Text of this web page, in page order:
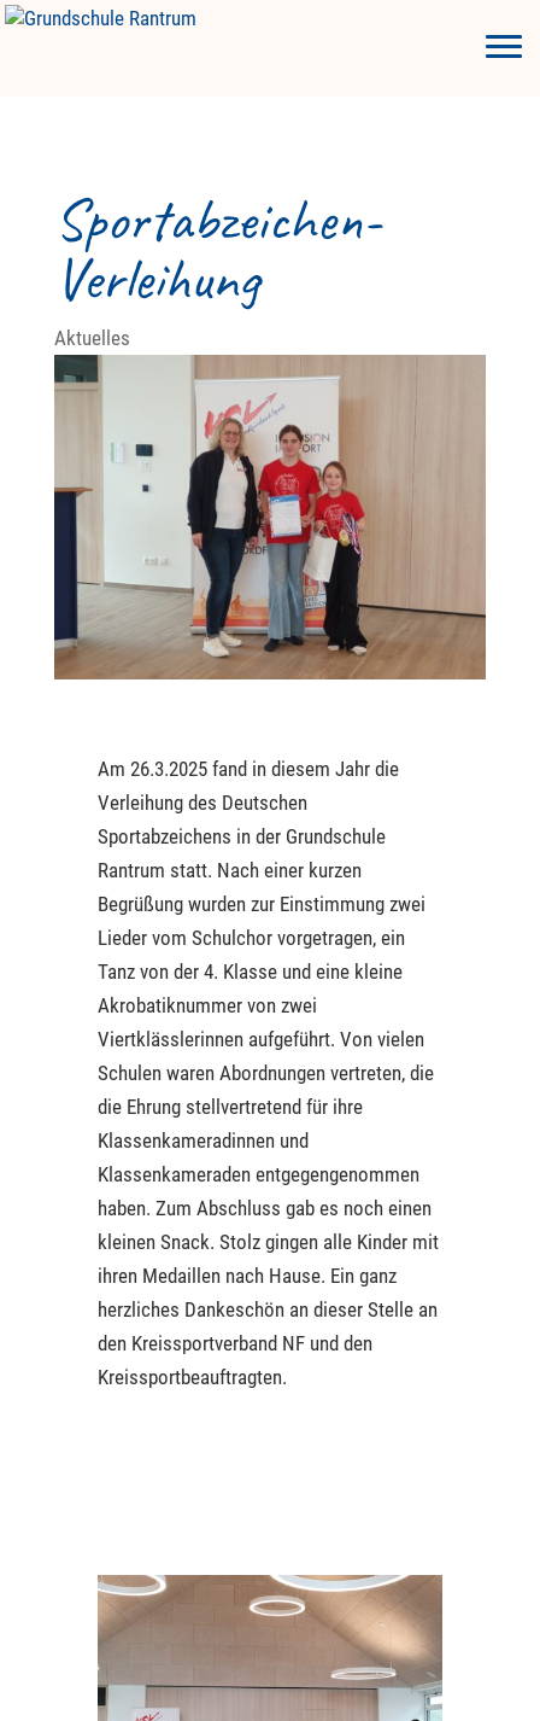
Sportabzeichen-
Verleihung
Aktuelles
Am 26.3.2025 fand in diesem Jahr die
Verleihung des Deutschen
Sportabzeichens in der Grundschule
Rantrum statt. Nach einer kurzen
Begrüßung wurden zur Einstimmung zwei
Lieder vom Schulchor vorgetragen, ein
Tanz von der 4. Klasse und eine kleine
Akrobatiknummer von zwei
Viertklässlerinnen aufgeführt. Von vielen
Schulen waren Abordnungen vertreten, die
die Ehrung stellvertretend für ihre
Klassenkameradinnen und
Klassenkameraden entgegengenommen
haben. Zum Abschluss gab es noch einen
kleinen Snack. Stolz gingen alle Kinder mit
ihren Medaillen nach Hause. Ein ganz
herzliches Dankeschön an dieser Stelle an
den Kreissportverband NF und den
Kreissportbeauftragten.